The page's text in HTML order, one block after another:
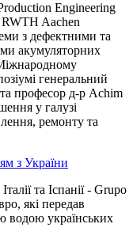
Engineering
Aachen
з дефектними та
акумуляторних
генеральний
професор д-р Achim
у галузі
ремонту та
з України
та Іспанії - Grupo
які передав
українських